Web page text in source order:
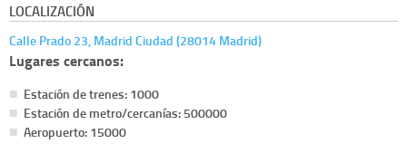
LOCALIZACIÓN
Calle Prado 23, Madrid Ciudad (28014 Madrid)
Lugares cercanos:
Estación de trenes: 1000
Estación de metro/cercanías: 500000
Aeropuerto: 15000